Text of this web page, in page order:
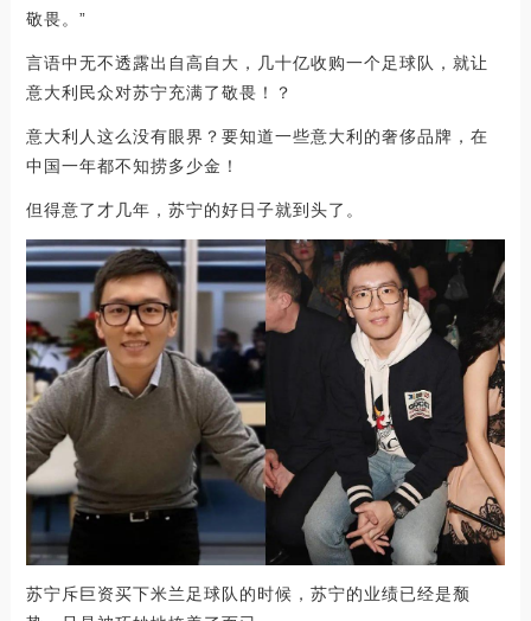
敬畏。”
言语中无不透露出自高自大，几十亿收购一个足球队，就让
意大利民众对苏宁充满了敬畏！？
意大利人这么没有眼界？要知道一些意大利的奢侈品牌，在
中国一年都不知捞多少金！
但得意了才几年，苏宁的好日子就到头了。
苏宁斥巨资买下米兰足球队的时候，苏宁的业绩已经是颓